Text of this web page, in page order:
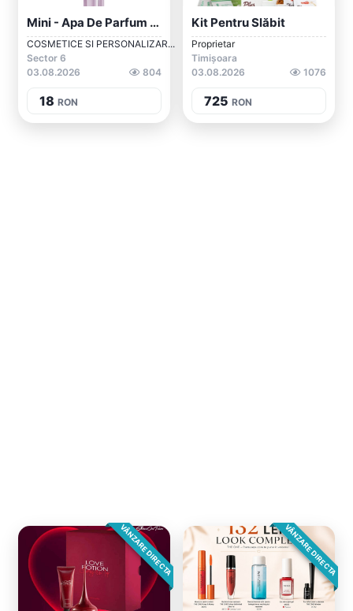
Mini - Apa De Parfum Far Away Rebel 10 M...
COSMETICE SI PERSONALIZAR...
Sector 6
03.08.2026
804
18 RON
Kit Pentru Slăbit
Proprietar
Timișoara
03.08.2026
1076
725 RON
VÂNZARE DIRECTA VÂNZARE DIRECTA